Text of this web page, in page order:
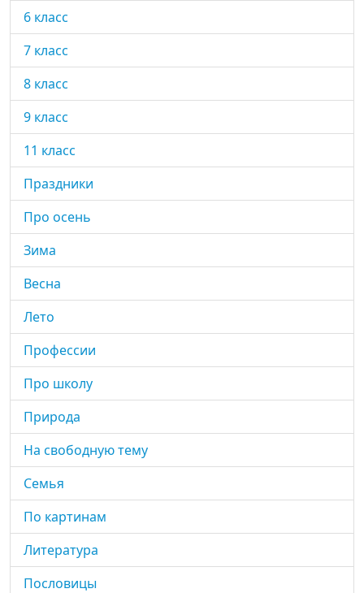
6 класс
7 класс
8 класс
9 класс
11 класс
Праздники
Про осень
Зима
Весна
Лето
Профессии
Про школу
Природа
На свободную тему
Семья
По картинам
Литература
Пословицы